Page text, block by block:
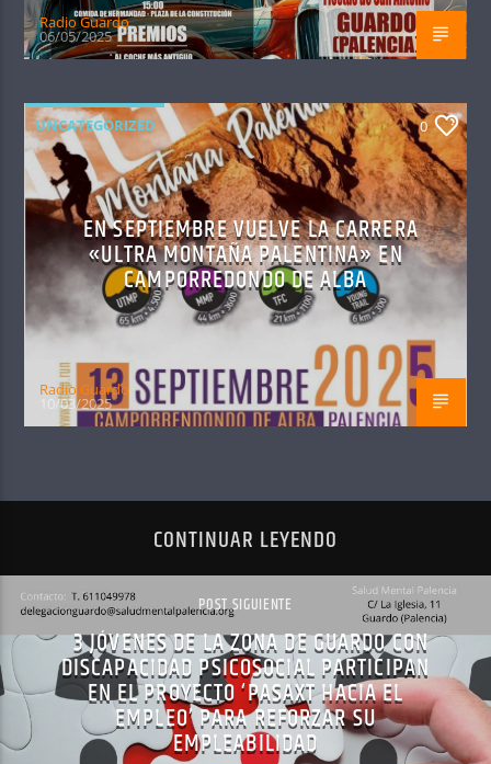
Radio Guardo
06/05/2025
UNCATEGORIZED 0
EN SEPTIEMBRE VUELVE LA CARRERA
«ULTRA MONTAÑA PALENTINA» EN
CAMPORREDONDO DE ALBA
Radio Guardo
10/03/2025
CONTINUAR LEYENDO
POST SIGUIENTE
3 JÓVENES DE LA ZONA DE GUARDO CON
DISCAPACIDAD PSICOSOCIAL PARTICIPAN
EN EL PROYECTO ‘PASAXT HACIA EL
EMPLEO’ PARA REFORZAR SU
EMPLEABILIDAD